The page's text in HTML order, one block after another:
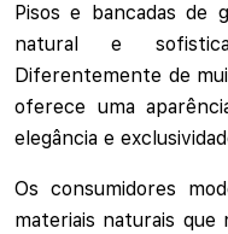
Pisos e bancadas de
natural e
Diferentemente de
oferece uma
elegância e
Os consumidores
materiais naturais que